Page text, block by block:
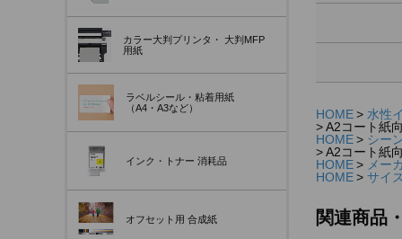
カラー大判プリンタ・ 大判MFP
用紙
ラベルシール・粘着用紙
（A4・A3など）
インク・トナー 消耗品
オフセット用 合成紙
HOME
水性
A2コート紙
HOME
シー
A2コート紙
HOME
メー
HOME
サイ
関連商品